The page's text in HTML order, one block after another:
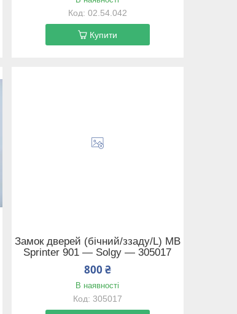
02.54.042
Купити
Замок дверей (бічний/ззаду/L) MB
Sprinter 901 — Solgy — 305017
800 ₴
В наявності
305017